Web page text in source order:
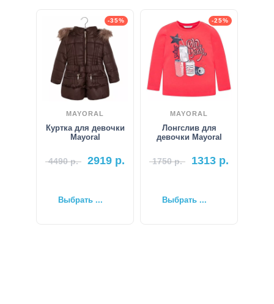
-35%
MAYORAL
Куртка для девочки
Mayoral
4490р. 2919 р.
Выбрать ...
-25%
MAYORAL
Лонгслив для
девочки Mayoral
1750р. 1313 р.
Выбрать ...